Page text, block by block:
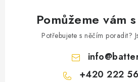
Pomůžeme vám
Potřebujete s něčím poradit?
info@
+420 222